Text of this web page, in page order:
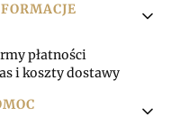
płatności
i koszty dostawy